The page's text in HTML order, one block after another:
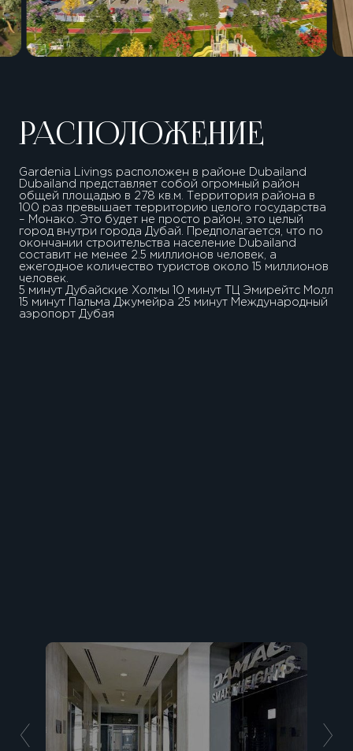
РАСПОЛОЖЕНИЕ
Gardenia Livings расположен в районе Dubailand
Dubailand представляет собой огромный район
общей площадью в 278 кв.м. Территория района в
100 раз превышает территорию целого государства
– Монако. Это будет не просто район, это целый
город внутри города Дубай. Предполагается, что по
окончании строительства население Dubailand
составит не менее 2.5 миллионов человек, а
ежегодное количество туристов около 15 миллионов
человек.
5 минут Дубайские Холмы 10 минут ТЦ Эмирейтс Молл
15 минут Пальма Джумейра 25 минут Международный
аэропорт Дубая